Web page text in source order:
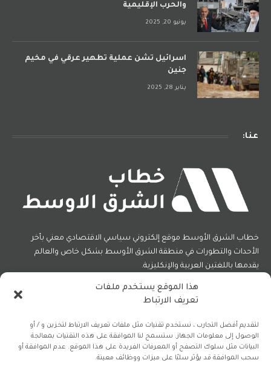
هذا الموقع يستخدم ملفات
تعريف الارتباط
لتقديم أفضل التجارب ، نستخدم تقنيات مثل ملفات تعريف الارتباط لتخزين و / أو
الوصول إلى معلومات الجهاز. ستسمح لنا الموافقة على هذه التقنيات بمعالجة
البيانات مثل سلوك التصفح أو المعرفات الفريدة على هذا الموقع. عدم الموافقة أو
سحب الموافقة قد يؤثر سلبًا على ميزات ووظائف معينة.
والحرب الإقليمية
يونيو 20, 2025
اسرائيل تشن عملية تطهير عرقي في مخيم
جنين
يناير 28, 2025
عنا:
خطاب الشرق الأوسط موقع إلكتروني سياسي الاقتصادي معني بأخر
الأحداث والتطورات في منطقة الشرق الأوسط بشكل خاص والعالم
يقدمها باللغتين العربية والإنكليزية.
(Twitter)